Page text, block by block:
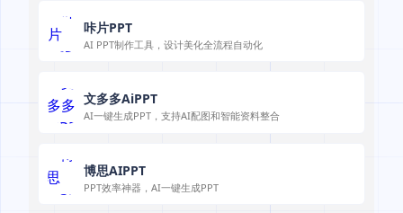
咔片PPT
AI PPT制作工具，设计美化全流程自动化
文多多AiPPT
AI一键生成PPT，支持AI配图和智能资料整合
博思AIPPT
PPT效率神器，AI一键生成PPT